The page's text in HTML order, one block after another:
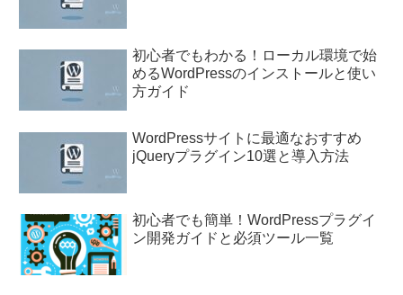
初心者でもわかる！ローカル環境で始
めるWordPressのインストールと使い
方ガイド
WordPressサイトに最適なおすすめ
jQueryプラグイン10選と導入方法
初心者でも簡単！WordPressプラグイ
ン開発ガイドと必須ツール一覧